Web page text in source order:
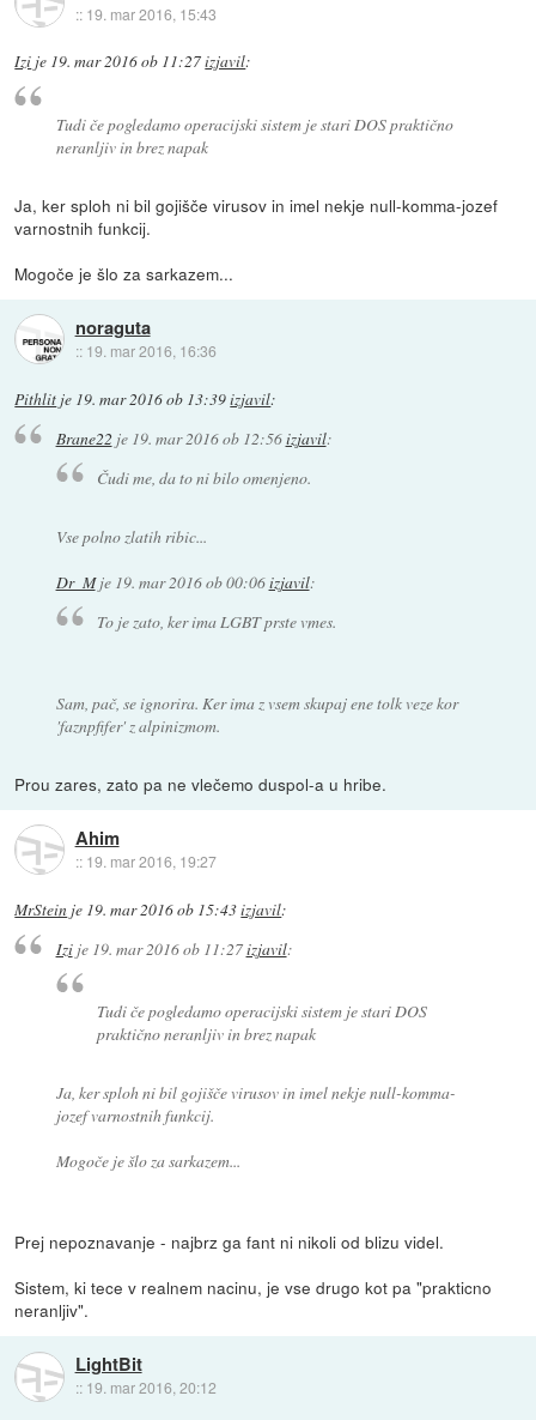
:: 19. mar 2016, 15:43
Izi je 19. mar 2016 ob 11:27izjavil:
Tudi če pogledamo operacijski sistem je stari DOS praktično
neranljiv in brez napak
Ja, ker sploh ni bil gojišče virusov in imel nekje null-komma-jozef
varnostnih funkcij.
Mogoče je šlo za sarkazem...
noraguta
:: 19. mar 2016, 16:36
Pithlit je 19. mar 2016 ob 13:39izjavil:
Brane22je 19. mar 2016 ob 12:56izjavil:
Čudi me, da to ni bilo omenjeno.
Vse polno zlatih ribic...
Dr_Mje 19. mar 2016 ob 00:06izjavil:
To je zato, ker ima LGBT prste vmes.
Sam, pač, se ignorira. Ker ima z vsem skupaj ene tolk veze kor
'faznpfifer' z alpinizmom.
Prou zares, zato pa ne vlečemo duspol-a u hribe.
Ahim
:: 19. mar 2016, 19:27
MrStein je 19. mar 2016 ob 15:43izjavil:
Izije 19. mar 2016 ob 11:27izjavil:
Tudi če pogledamo operacijski sistem je stari DOS
praktično neranljiv in brez napak
Ja, ker sploh ni bil gojišče virusov in imel nekje null-komma-
jozef varnostnih funkcij.
Mogoče je šlo za sarkazem...
Prej nepoznavanje - najbrz ga fant ni nikoli od blizu videl.
Sistem, ki tece v realnem nacinu, je vse drugo kot pa "prakticno
neranljiv".
LightBit
:: 19. mar 2016, 20:12